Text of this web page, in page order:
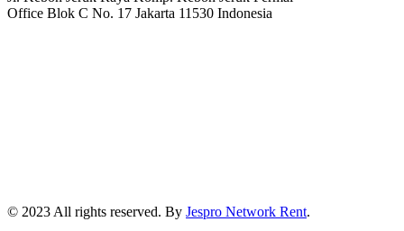
Office Blok C No. 17 Jakarta 11530 Indonesia
© 2023 All rights reserved. By Jespro Network Rent.